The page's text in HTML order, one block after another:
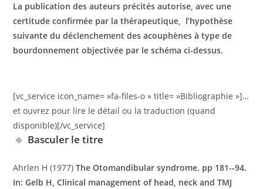
La publication des auteurs précités autorise, avec une
certitude confirmée par la thérapeutique, l’hypothèse
suivante du déclenchement des acouphènes à type de
bourdonnement objectivée par le schéma ci-dessus.
[vc_service icon_name= »fa-files-o » title= »Bibliographie »]…
et ouvrez pour lire le détail ou la traduction (quand
disponible)[/vc_service]
Basculer le titre
Ahrlen H (1977)The Otomandibular syndrome. pp 181-­‐94.
In: Gelb H, Clinical management of head, neck and TMJ